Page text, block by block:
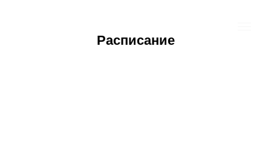
Расписание